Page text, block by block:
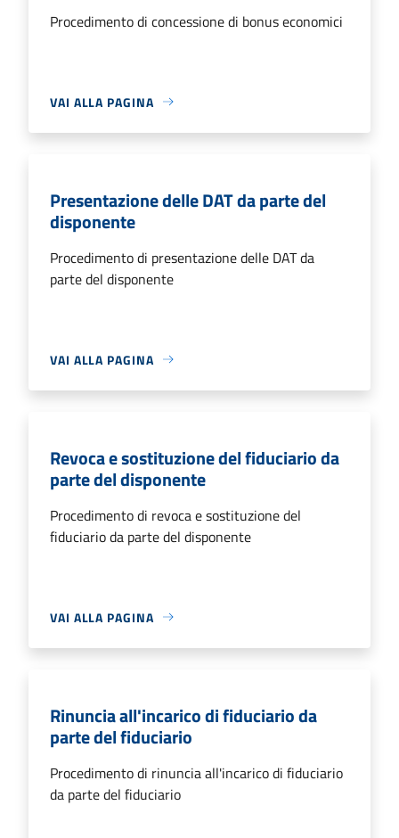
Procedimento di concessione di bonus economici
VAI ALLA PAGINA
Presentazione delle DAT da parte del
disponente
Procedimento di presentazione delle DAT da
parte del disponente
VAI ALLA PAGINA
Revoca e sostituzione del fiduciario da
parte del disponente
Procedimento di revoca e sostituzione del
fiduciario da parte del disponente
VAI ALLA PAGINA
Rinuncia all'incarico di fiduciario da
parte del fiduciario
Procedimento di rinuncia all'incarico di fiduciario
da parte del fiduciario